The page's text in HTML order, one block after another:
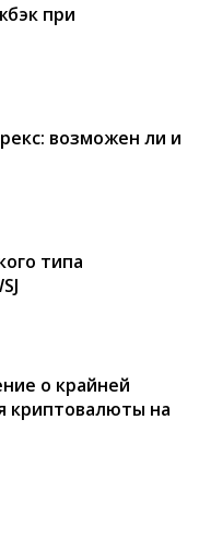
при
возможен ли и
типа
о крайней
криптовалюты на